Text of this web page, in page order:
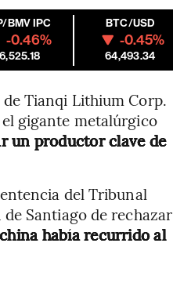
BMV IPC
-0.46%
BTC/USD
-0.45%
64,493.34
Tianqi Lithium Corp.
gigante metalúrgico
un productor clave de
del Tribunal
Santiago de rechazar
había recurrido al